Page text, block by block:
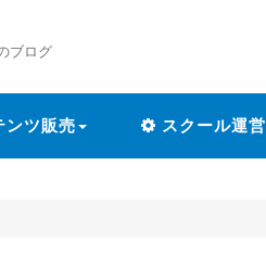
ブログ
ンツ販売 スクール運営
» 「1